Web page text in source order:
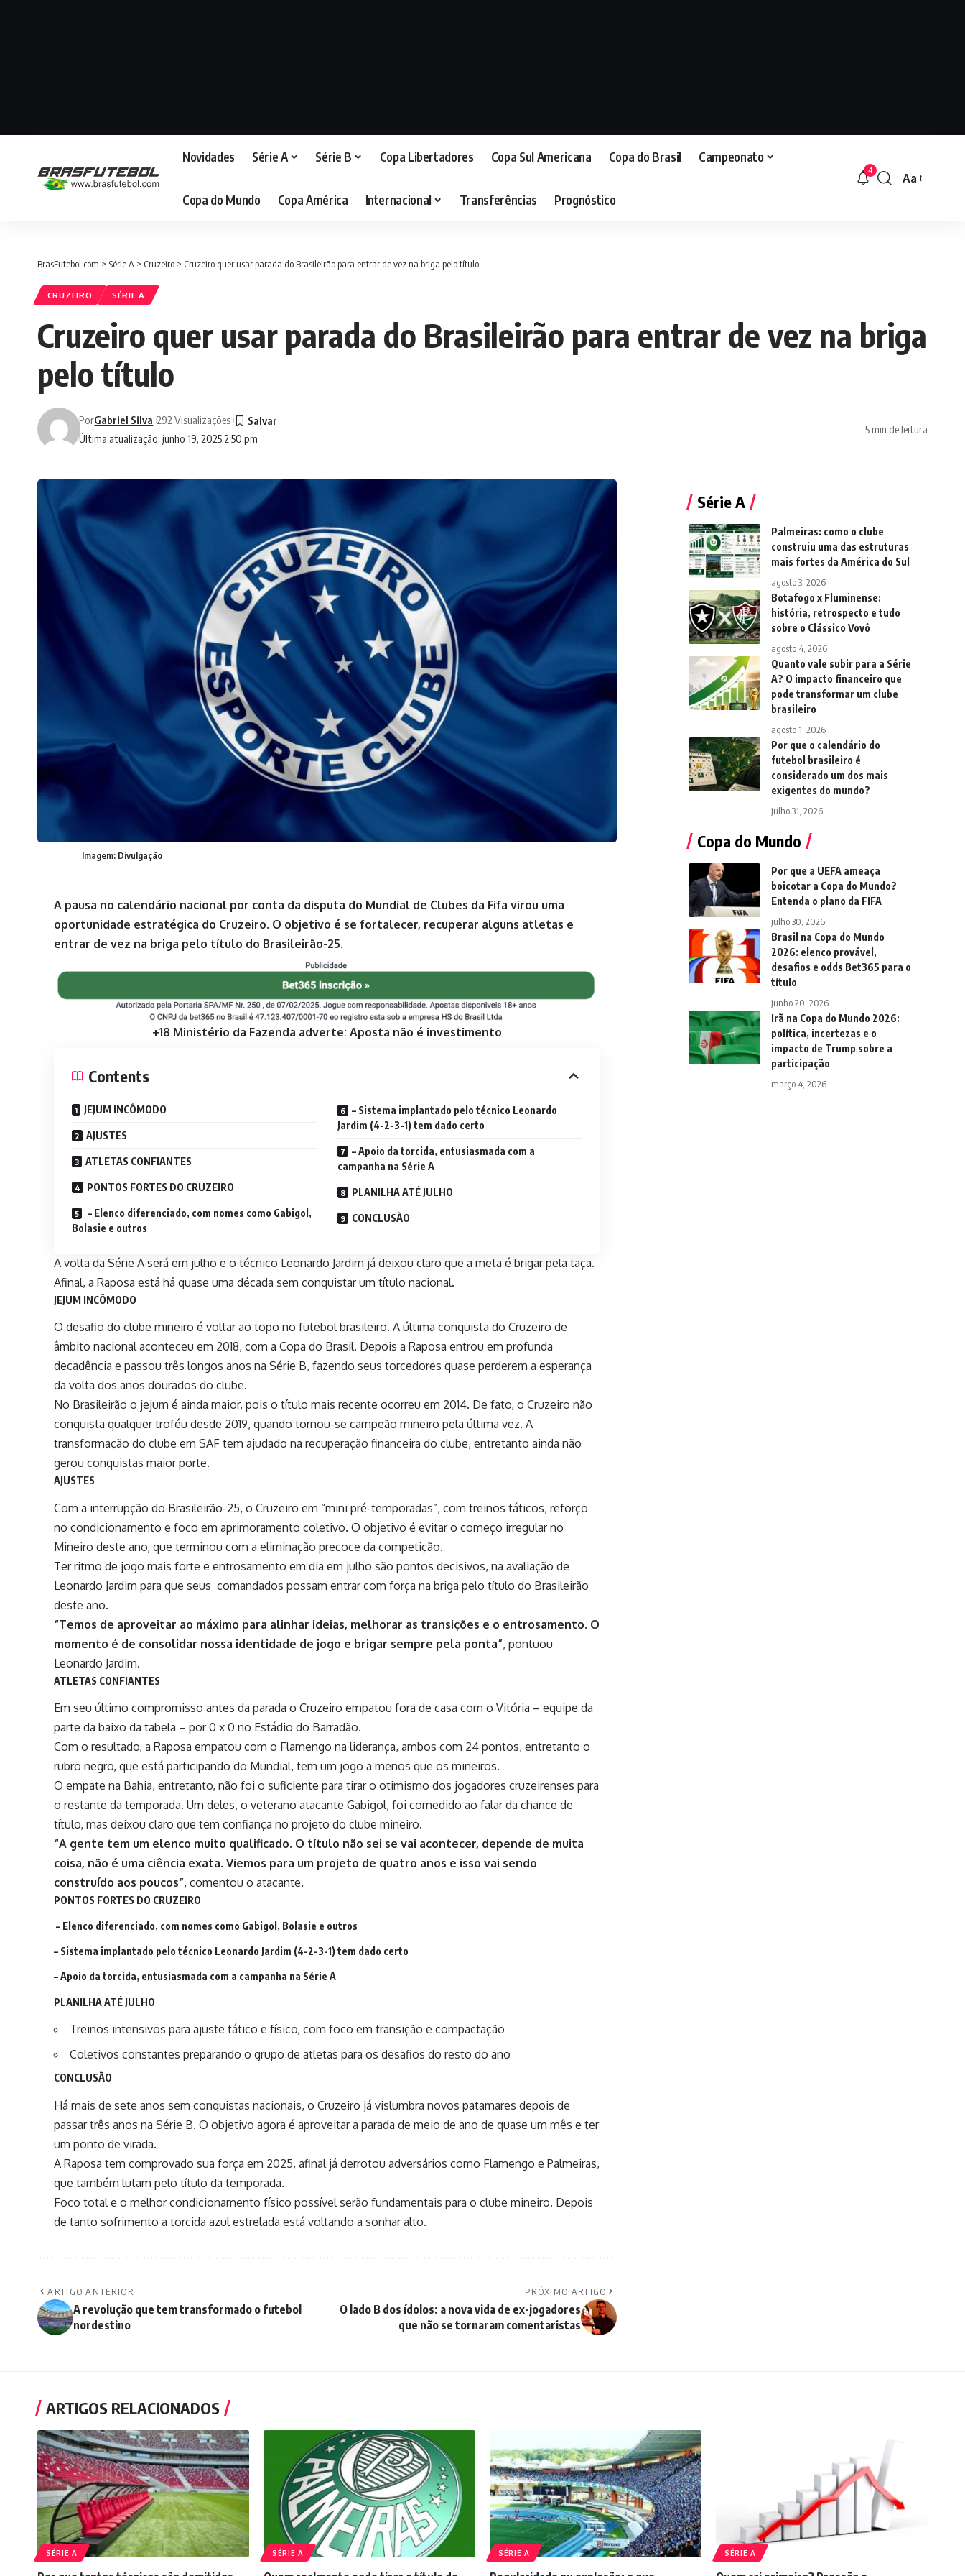
Novidades Série A Série B Copa Libertadores Copa Sul Americana Copa do Brasil Campeonato
Copa do Mundo Copa América Internacional Transferências Prognóstico
4
Aa
BrasFutebol.com > Série A > Cruzeiro > Cruzeiro quer usar parada do Brasileirão para entrar de vez na briga pelo título
CRUZEIRO SÉRIE A
Cruzeiro quer usar parada do Brasileirão para entrar de vez na briga
pelo título
Última atualização: junho 19, 2025 2:50 pm
PorGabriel Silva 292 Visualizações
5 min de leitura
Imagem: Divulgação
A pausa no calendário nacional por conta da disputa do Mundial de Clubes da Fifa virou uma
oportunidade estratégica do Cruzeiro. O objetivo é se fortalecer, recuperar alguns atletas e
entrar de vez na briga pelo título do Brasileirão-25.
+18 Ministério da Fazenda adverte: Aposta não é investimento
Contents
JEJUM INCÔMODO
AJUSTES
ATLETAS CONFIANTES
PONTOS FORTES DO CRUZEIRO
– Elenco diferenciado, com nomes como Gabigol,
Bolasie e outros
– Sistema implantado pelo técnico Leonardo
Jardim (4-2-3-1) tem dado certo
– Apoio da torcida, entusiasmada com a
campanha na Série A
PLANILHA ATÉ JULHO
CONCLUSÃO
A volta da Série A será em julho e o técnico Leonardo Jardim já deixou claro que a meta é brigar pela taça.
Afinal, a Raposa está há quase uma década sem conquistar um título nacional.
JEJUM INCÔMODO
O desafio do clube mineiro é voltar ao topo no futebol brasileiro. A última conquista do Cruzeiro de
âmbito nacional aconteceu em 2018, com a Copa do Brasil. Depois a Raposa entrou em profunda
decadência e passou três longos anos na Série B, fazendo seus torcedores quase perderem a esperança
da volta dos anos dourados do clube.
No Brasileirão o jejum é ainda maior, pois o título mais recente ocorreu em 2014. De fato, o Cruzeiro não
conquista qualquer troféu desde 2019, quando tornou-se campeão mineiro pela última vez. A
transformação do clube em SAF tem ajudado na recuperação financeira do clube, entretanto ainda não
gerou conquistas maior porte.
AJUSTES
Com a interrupção do Brasileirão-25, o Cruzeiro em “mini pré-temporadas”, com treinos táticos, reforço
no condicionamento e foco em aprimoramento coletivo. O objetivo é evitar o começo irregular no
Mineiro deste ano, que terminou com a eliminação precoce da competição.
Ter ritmo de jogo mais forte e entrosamento em dia em julho são pontos decisivos, na avaliação de
Leonardo Jardim para que seus comandados possam entrar com força na briga pelo título do Brasileirão
deste ano.
“Temos de aproveitar ao máximo para alinhar ideias, melhorar as transições e o entrosamento. O
momento é de consolidar nossa identidade de jogo e brigar sempre pela ponta”, pontuou
Leonardo Jardim.
ATLETAS CONFIANTES
Em seu último compromisso antes da parada o Cruzeiro empatou fora de casa com o Vitória – equipe da
parte da baixo da tabela – por 0 x 0 no Estádio do Barradão.
Com o resultado, a Raposa empatou com o Flamengo naliderança, ambos com 24 pontos, entretanto o
rubro negro, que está participando do Mundial, tem um jogo a menos que os mineiros.
O empate na Bahia, entretanto, não foi o suficiente para tirar o otimismo dos jogadores cruzeirenses para
o restante da temporada. Um deles, o veterano atacante Gabigol, foi comedido ao falar da chance de
título, mas deixou claro que tem confiança no projeto do clube mineiro.
“A gente tem um elenco muito qualificado. O título não sei se vai acontecer, depende de muita
coisa, não é uma ciência exata. Viemos para um projeto de quatro anos e isso vai sendo
construído aos poucos”, comentou o atacante.
PONTOS FORTES DO CRUZEIRO
– Elenco diferenciado, com nomes como Gabigol, Bolasie e outros
– Sistema implantado pelo técnico Leonardo Jardim (4-2-3-1) tem dado certo
– Apoio da torcida, entusiasmada com a campanha na Série A
PLANILHA ATÉ JULHO
Treinos intensivos para ajuste tático e físico, com foco em transição e compactação
Coletivos constantes preparando o grupo de atletas para os desafios do resto do ano
CONCLUSÃO
Há mais de sete anos sem conquistas nacionais, o Cruzeiro já vislumbra novos patamares depois de
passar três anos na Série B. O objetivo agora é aproveitar a parada de meio de ano de quase um mês e ter
um ponto de virada.
A Raposa tem comprovado sua força em 2025, afinal já derrotou adversários como Flamengo e Palmeiras,
que também lutam pelo título da temporada.
Foco total e o melhor condicionamento físico possível serão fundamentais para o clube mineiro. Depois
de tanto sofrimento a torcida azul estrelada está voltando a sonhar alto.
ARTIGO ANTERIOR
A revolução que tem transformado o futebol
nordestino
PRÓXIMO ARTIGO
O lado B dos ídolos: a nova vida de ex-jogadores
que não se tornaram comentaristas
Série A
Palmeiras: como o clube
construiu uma das estruturas
mais fortes da América do Sul
agosto 3, 2026
Botafogo x Fluminense:
história, retrospecto e tudo
sobre o Clássico Vovô
agosto 4, 2026
Quanto vale subir para a Série
A? O impacto financeiro que
pode transformar um clube
brasileiro
agosto 1, 2026
Por que o calendário do
futebol brasileiro é
considerado um dos mais
exigentes do mundo?
julho 31, 2026
Copa do Mundo
Por que a UEFA ameaça
boicotar a Copa do Mundo?
Entenda o plano da FIFA
julho 30, 2026
Brasil na Copa do Mundo
2026: elenco provável,
desafios e odds Bet365 para o
título
junho 20, 2026
Irã na Copa do Mundo 2026:
política, incertezas e o
impacto de Trump sobre a
participação
março 4, 2026
ARTIGOS RELACIONADOS
SÉRIE A SÉRIE A SÉRIE A SÉRIE A